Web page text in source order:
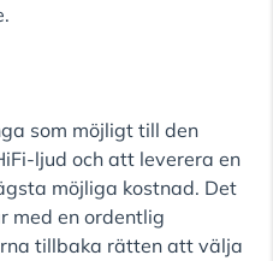
som möjligt till den
ljud och att leverera en
möjliga kostnad. Det
med en ordentlig
tillbaka rätten att välja